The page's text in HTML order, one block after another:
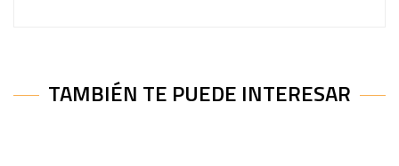
TAMBIÉN TE PUEDE INTERESAR